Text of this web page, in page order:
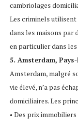
cambriolages
Les criminels utilisent
dans les maisons par
en particulier dans
5. Amsterdam, Pays-
Amsterdam, malgré
vie élevé, n’a pas
domiciliaires. Les
• Des prix